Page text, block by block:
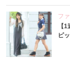
フ
【
ピ